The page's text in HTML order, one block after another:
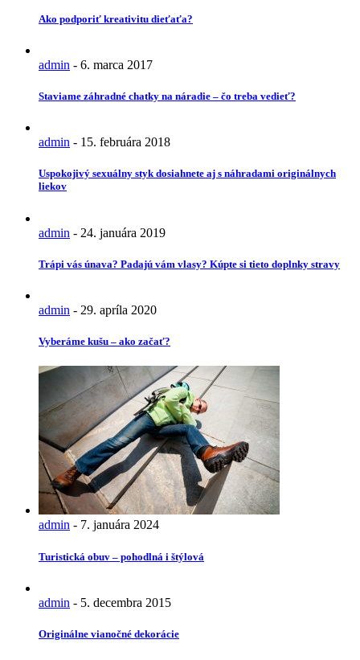
Ako podporiť kreativitu dieťaťa?
admin - 6. marca 2017
Staviame záhradné chatky na náradie – čo treba vedieť?
admin - 15. februára 2018
Uspokojivý sexuálny styk dosiahnete aj s náhradami originálnych
liekov
admin - 24. januára 2019
Trápi vás únava? Padajú vám vlasy? Kúpte si tieto doplnky stravy
admin - 29. apríla 2020
Vyberáme kušu – ako začať?
admin - 7. januára 2024
Turistická obuv – pohodlná i štýlová
admin - 5. decembra 2015
Originálne vianočné dekorácie